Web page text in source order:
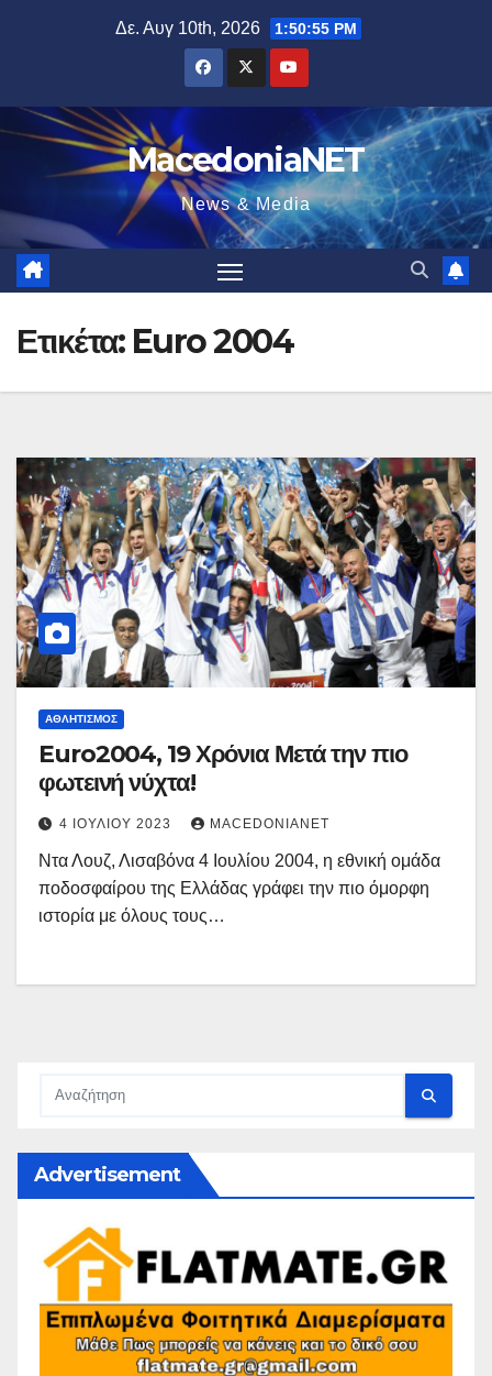
Δε. Αυγ 10th, 2026 1:50:56 PM
MacedoniaNET
News & Media
Ετικέτα: Euro 2004
ΑΘΛΗΤΙΣΜΌΣ
Euro2004, 19 Χρόνια Μετά την πιο
φωτεινή νύχτα!
4 ΙΟΥΛΊΟΥ 2023 MACEDONIANET
Ντα Λουζ, Λισαβόνα 4 Ιουλίου 2004, η εθνική ομάδα
ποδοσφαίρου της Ελλάδας γράφει την πιο όμορφη
ιστορία με όλους τους…
Advertisement